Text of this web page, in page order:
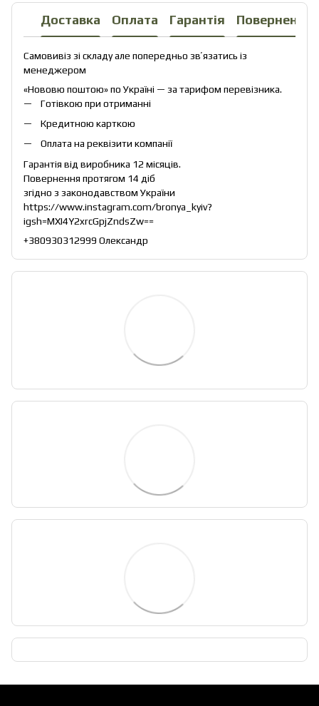
Доставка Оплата Гарантія Повернення
Самовивіз зі складу але попередньо звʼязатись із
менеджером
«Нововю поштою» по Україні — за тарифом перевізника.
Готівкою при отриманні
Кредитною карткою
Оплата на реквізити компанії
Гарантія від виробника 12 місяців.
Повернення протягом 14 діб
згідно з законодавством України
https://www.instagram.com/bronya_kyiv?
igsh=MXI4Y2xrcGpjZndsZw==
+380930312999 Олександр